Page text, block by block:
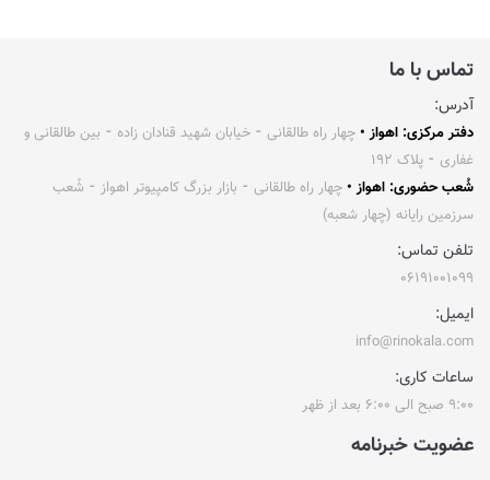
تماس با ما
آدرس:
دفتر مرکزی: اهواز • چهار راه طالقانی ⁃ خیابان شهید قنادان زاده ⁃ بین طالقانی و
غفاری ⁃ پلاک ۱۹۲
شُعب حضوری: اهواز • چهار راه طالقانی ⁃ بازار بزرگ کامپیوتر اهواز ⁃ شُعب
سرزمین رایانه (چهار شعبه)
تلفن تماس:
۰۶۱۹۱۰۰۱۰۹۹
ایمیل:
info@rinokala.com
ساعات کاری:
۹:۰۰ صبح الی ۶:۰۰ بعد از ظهر
عضویت خبرنامه